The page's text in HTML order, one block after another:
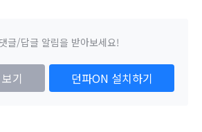
글/답글 알림을 받아보세요!
기 던파ON 설치하기